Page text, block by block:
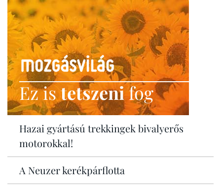
Ez istetszenifog
Hazai gyártású trekkingek bivalyerős
motorokkal!
A Neuzer kerékpárflotta